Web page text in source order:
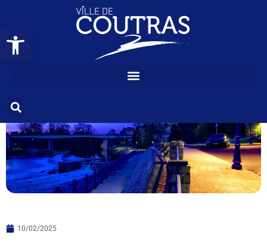
COUTRAS 2033
10/02/2025
Ouvrir la barre d’outils